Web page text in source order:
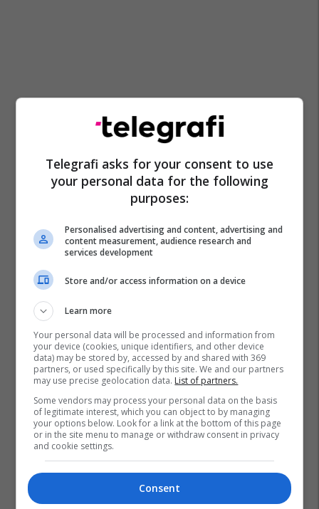
Telegrafi asks for your consent to use
your personal data for the following
purposes:
Personalised advertising and content, advertising and
content measurement, audience research and
services development
Store and/or access information on a device
Learn more
Your personal data will be processed and information from
your device (cookies, unique identifiers, and other device
data) may be stored by, accessed by and shared with 369
partners, or used specifically by this site. We and our partners
may use precise geolocation data. List of partners.
Some vendors may process your personal data on the basis
of legitimate interest, which you can object to by managing
your options below. Look for a link at the bottom of this page
or in the site menu to manage or withdraw consent in privacy
and cookie settings.
Consent